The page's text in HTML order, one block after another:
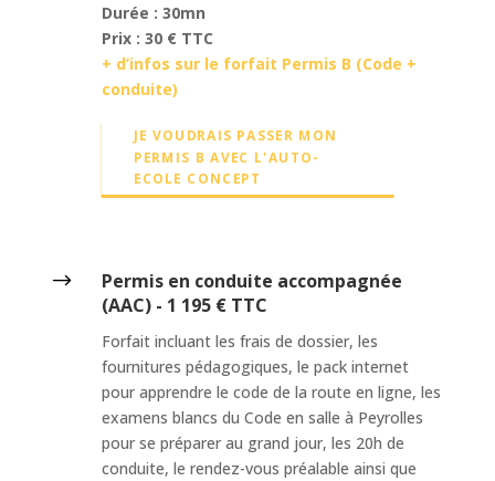
Durée : 30mn
Prix : 30 € TTC
+ d’infos sur le forfait Permis B (Code +
conduite)
JE VOUDRAIS PASSER MON
PERMIS B AVEC L'AUTO-
ECOLE CONCEPT
$
Permis en conduite accompagnée
(AAC) - 1 195 € TTC
Forfait incluant les frais de dossier, les
fournitures pédagogiques, le pack internet
pour apprendre le code de la route en ligne, les
examens blancs du Code en salle à Peyrolles
pour se préparer au grand jour, les 20h de
conduite, le rendez-vous préalable ainsi que